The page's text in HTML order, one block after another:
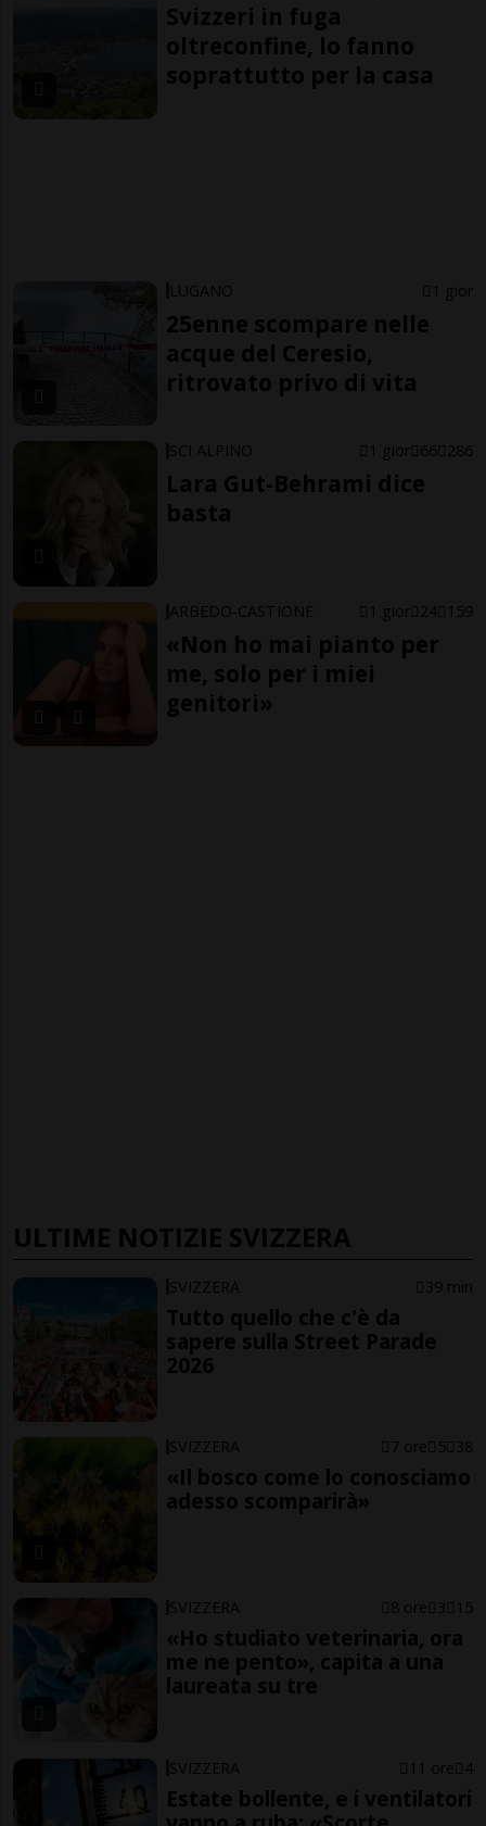
Svizzeri in fuga
oltreconfine, lo fanno
soprattutto per la casa
LUGANO 1 gior
25enne scompare nelle
acque del Ceresio,
ritrovato privo di vita
SCI ALPINO 1 gior 66 286
Lara Gut-Behrami dice
basta
ARBEDO-CASTIONE 1 gior 24 159
«Non ho mai pianto per
me, solo per i miei
genitori»
ULTIME NOTIZIE SVIZZERA
SVIZZERA 39 min
Tutto quello che c'è da
sapere sulla Street Parade
2026
SVIZZERA 7 ore 5 38
«Il bosco come lo conosciamo
adesso scomparirà»
SVIZZERA 8 ore 3 15
«Ho studiato veterinaria, ora
me ne pento», capita a una
laureata su tre
SVIZZERA 11 ore 4
Estate bollente, e i ventilatori